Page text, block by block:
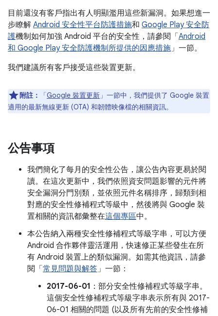
目前還沒有客戶指出有人明顯濫用這些新漏洞。如果想進一
步瞭解 Android 安全性平台防護措施和 Google Play 安全防
護機制如何加強 Android 平台的安全性，請參閱「 Android
和 Google Play 安全防護機制所提供的因應措施」一節。
我們建議所有客戶接受這些裝置更新。
附註： 「Google 裝置更新 」一節中，我們提供了 Google 裝置
適用的最新無線更新 (OTA) 和韌體映像檔的相關資訊。
公告事項
我們簡化了每月的安全性公告，讓公告內容更易於閱
讀。在這次更新中，我們依照資安問題影響的元件將
安全漏洞分門別類，並依照元件名稱排序，歸類到相
對應的安全性修補程式等級中，然後將與 Google 裝
置相關的資訊都彙整在這個專區中。
本公告納入兩種安全性修補程式等級字串，可以方便
Android 合作夥伴靈活運用，快速修正某些發生在所
有 Android 裝置上的類似漏洞。如需其他資訊，請參
閱「 常見問題與解答」一節：
2017-06-01 ：部分安全性修補程式等級字串。
這個安全性修補程式等級字串表示所有與 2017-
06-01 相關的問題 (以及所有先前的安全性修補